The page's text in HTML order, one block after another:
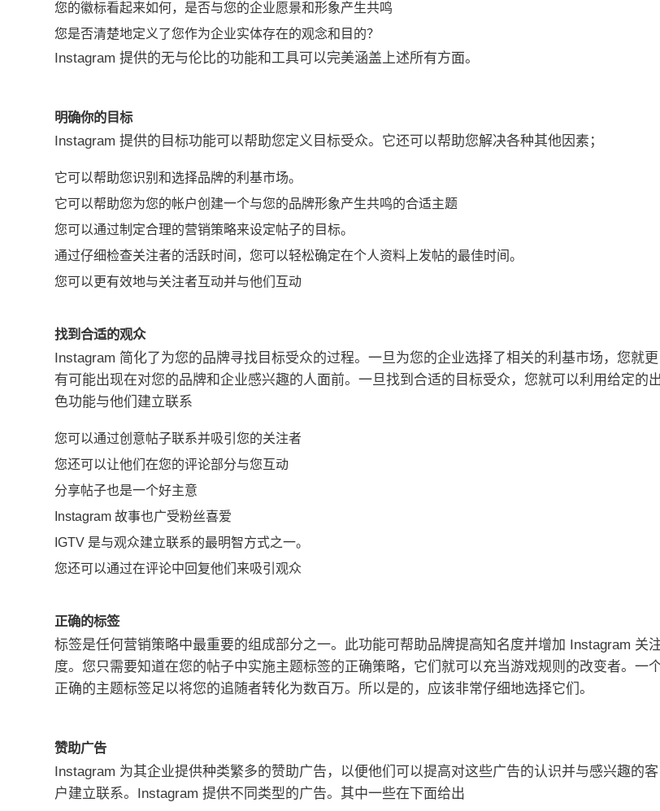
您的徽标看起来如何，是否与您的企业愿景和形象产生共鸣
您是否清楚地定义了您作为企业实体存在的观念和目的？
Instagram 提供的无与伦比的功能和工具可以完美涵盖上述所有方面。
明确你的目标
Instagram 提供的目标功能可以帮助您定义目标受众。 它还可以帮助您解决各种其他因素；
它可以帮助您识别和选择品牌的利基市场。
它可以帮助您为您的帐户创建一个与您的品牌形象产生共鸣的合适主题
您可以通过制定合理的营销策略来设定帖子的目标。
通过仔细检查关注者的活跃时间，您可以轻松确定在个人资料上发帖的最佳时间。
您可以更有效地与关注者互动并与他们互动
找到合适的观众
Instagram 简化了为您的品牌寻找目标受众的过程。一旦为您的企业选择了相关的利基市场，您就更
有可能出现在对您的品牌和企业感兴趣的人面前。一旦找到合适的目标受众，您就可以利用给定的
色功能与他们建立联系
您可以通过创意帖子联系并吸引您的关注者
您还可以让他们在您的评论部分与您互动
分享帖子也是一个好主意
Instagram 故事也广受粉丝喜爱
IGTV 是与观众建立联系的最明智方式之一。
您还可以通过在评论中回复他们来吸引观众
正确的标签
标签是任何营销策略中最重要的组成部分之一。 此功能可帮助品牌提高知名度并增加 Instagram 关
度。您只需要知道在您的帖子中实施主题标签的正确策略，它们就可以充当游戏规则的改变者。一
正确的主题标签足以将您的追随者转化为数百万。 所以是的，应该非常仔细地选择它们。
赞助广告
Instagram 为其企业提供种类繁多的赞助广告，以便他们可以提高对这些广告的认识并与感兴趣的客
户建立联系。
Instagram 提供不同类型的广告。 其中一些在下面给出